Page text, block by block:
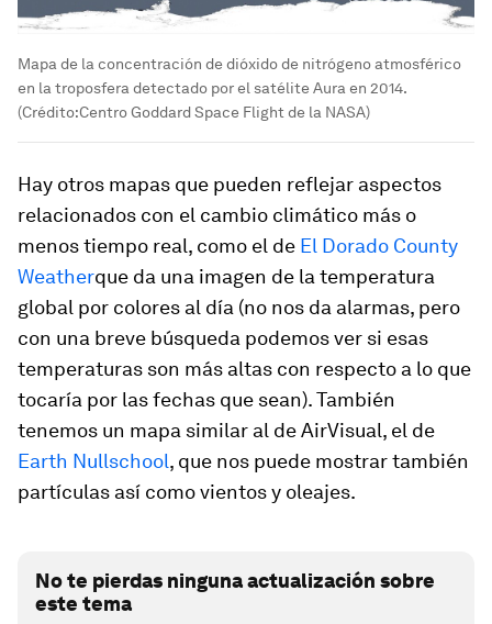
Mapa de la concentración de dióxido de nitrógeno atmosférico
en la troposfera detectado por el satélite Aura en 2014.
(Crédito:Centro Goddard Space Flight de la NASA)
Hay otros mapas que pueden reflejar aspectos
relacionados con el cambio climático más o
menos tiempo real, como el de El Dorado County
Weatherque da una imagen de la temperatura
global por colores al día (no nos da alarmas, pero
con una breve búsqueda podemos ver si esas
temperaturas son más altas con respecto a lo que
tocaría por las fechas que sean). También
tenemos un mapa similar al de AirVisual, el de
Earth Nullschool, que nos puede mostrar también
partículas así como vientos y oleajes.
No te pierdas ninguna actualización sobre
este tema